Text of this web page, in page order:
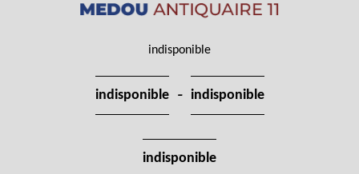
indisponible
indisponible - indisponible
indisponible